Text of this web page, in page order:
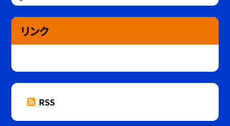
リンク
RSS